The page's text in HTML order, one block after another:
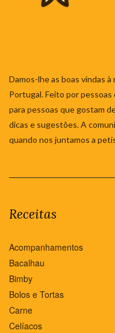
Damos-lhe as boas vindas
Portugal. Feito por pessoas
para pessoas que gostam
dicas e sugestões. A
quando nos juntamos a
Receitas
Acompanhamentos
Bacalhau
Bimby
Bolos e Tortas
Carne
Celíacos